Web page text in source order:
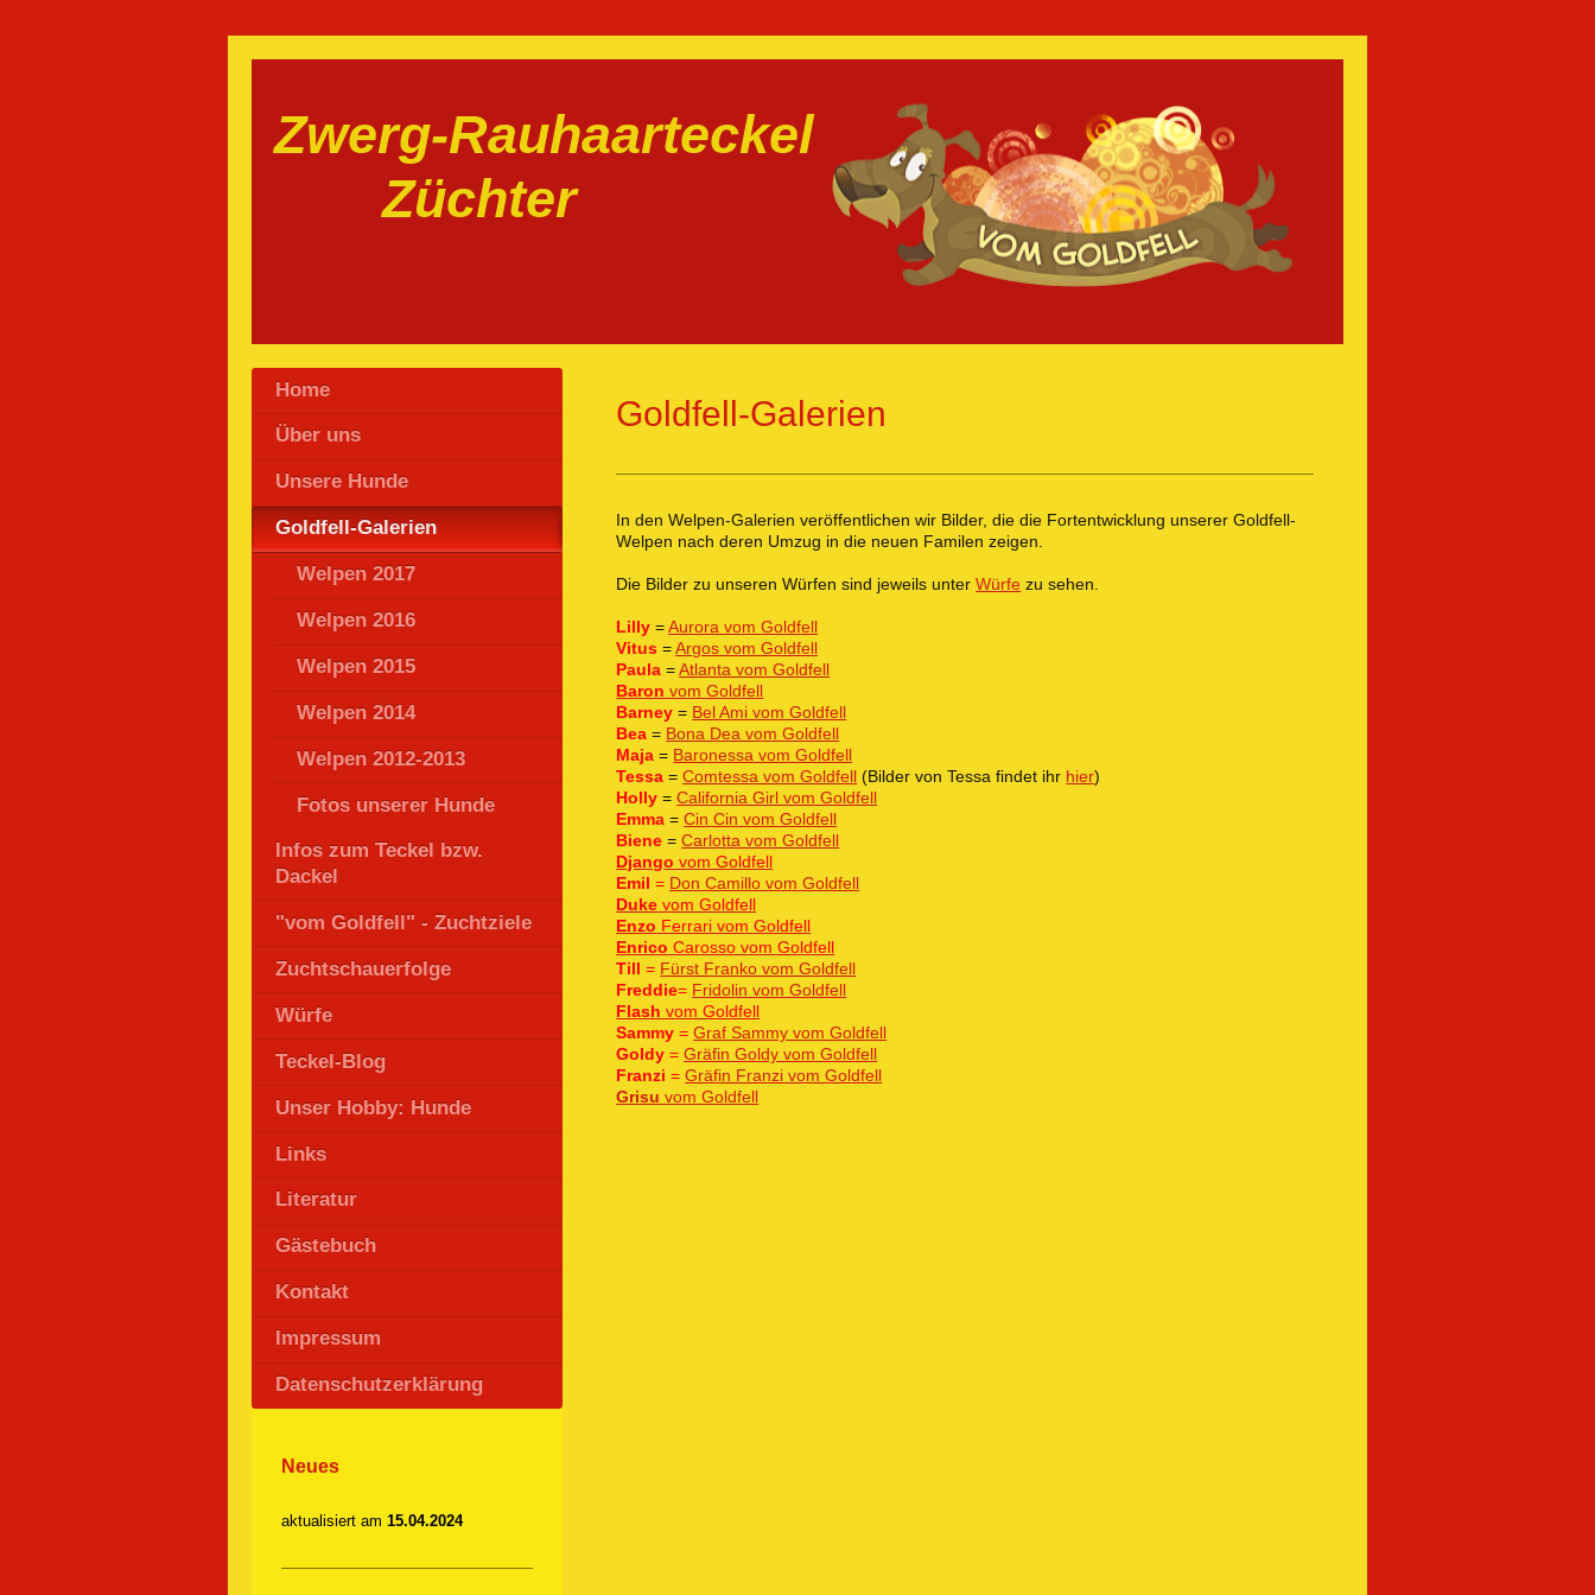
Zwerg-Rauhaarteckel
Züchter
Goldfell-Galerien
In den Welpen-Galerien veröffentlichen wir Bilder, die die Fortentwicklung unserer Goldfell-
Welpen nach deren Umzug in die neuen Familen zeigen.
Die Bilder zu unseren Würfen sind jeweils unterWürfe zu sehen.
Lilly =Aurora vom Goldfell
Vitus =Argos vom Goldfell
Paula =Atlanta vom Goldfell
Baron vom Goldfell
Barney = Bel Ami vom Goldfell
Bea = Bona Dea vom Goldfell
Maja = Baronessa vom Goldfell
Tessa =Comtessa vom Goldfell (Bilder von Tessa findet ihr hier)
Holly =California Girl vom Goldfell
Emma =Cin Cin vom Goldfell
Biene =Carlotta vom Goldfell
Django vom Goldfell
Emil = Don Camillo vom Goldfell
Duke vom Goldfell
Enzo Ferrari vom Goldfell
Enrico Carosso vom Goldfell
Till = Fürst Franko vom Goldfell
Freddie= Fridolin vom Goldfell
Flash vom Goldfell
Sammy =Graf Sammy vom Goldfell
Goldy =Gräfin Goldy vom Goldfell
Franzi =Gräfin Franzi vom Goldfell
Grisu vom Goldfell
Home
Über uns
Unsere Hunde
Goldfell-Galerien
Welpen 2017
Welpen 2016
Welpen 2015
Welpen 2014
Welpen 2012-2013
Fotos unserer Hunde
Infos zum Teckel bzw.
Dackel
"vom Goldfell" - Zuchtziele
Zuchtschauerfolge
Würfe
Teckel-Blog
Unser Hobby: Hunde
Links
Literatur
Gästebuch
Kontakt
Impressum
Datenschutzerklärung
Neues
aktualisiert am 15.04.2024